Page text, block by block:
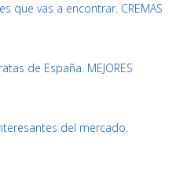
que vas a encontrar. CREMAS
de España. MEJORES
del mercado.